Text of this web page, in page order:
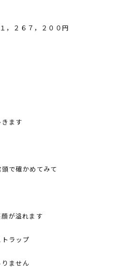
２６７，２００円
ます
で確かめてみて
が溢れます
ラップ
ません